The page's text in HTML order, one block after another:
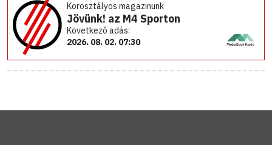
Korosztályos magazinunk
Jövünk! az M4 Sporton
Következő adás:
2026. 08. 02. 07:30